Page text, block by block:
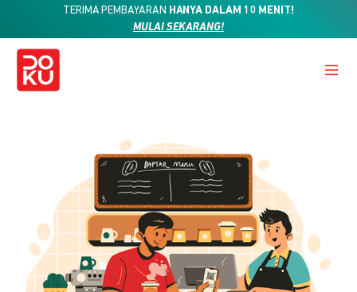
TERIMA PEMBAYARAN HANYA DALAM 10 MENIT!
MULAI SEKARANG!